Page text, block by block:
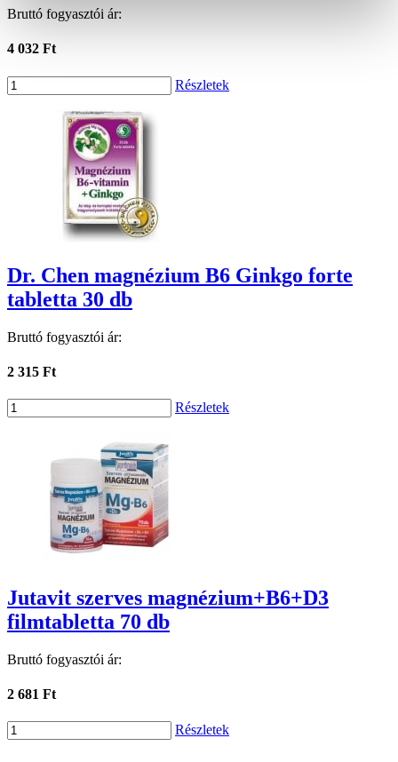
Bruttó fogyasztói ár:
4 032 Ft
Részletek
Dr. Chen magnézium B6 Ginkgo forte
tabletta 30 db
Bruttó fogyasztói ár:
2 315 Ft
Részletek
Jutavit szerves magnézium+B6+D3
filmtabletta 70 db
Bruttó fogyasztói ár:
2 681 Ft
Részletek